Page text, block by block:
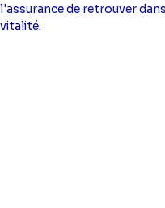
l'assurance de retrouver
vitalité.